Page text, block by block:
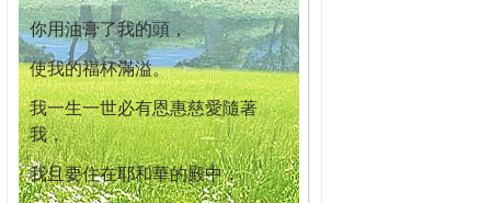
你用油膏了我的頭，
使我的福杯滿溢。
我一生一世必有恩惠慈愛隨著
我，
我且要住在耶和華的殿中，